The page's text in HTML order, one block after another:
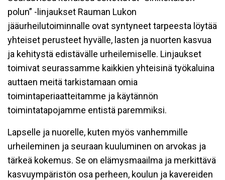
polun” -linjaukset Rauman Lukon
jääurheilutoiminnalle ovat syntyneet tarpeesta löytää
yhteiset perusteet hyvälle, lasten ja nuorten kasvua
ja kehitystä edistävälle urheilemiselle. Linjaukset
toimivat seurassamme kaikkien yhteisinä työkaluina
auttaen meitä tarkistamaan omia
toimintaperiaatteitamme ja käytännön
toimintatapojamme entistä paremmiksi.
Lapselle ja nuorelle, kuten myös vanhemmille
urheileminen ja seuraan kuuluminen on arvokas ja
tärkeä kokemus. Se on elämysmaailma ja merkittävä
kasvuympäristön osa perheen, koulun ja kavereiden